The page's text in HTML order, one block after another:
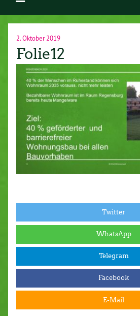
2. Oktober 2019
Folie12
Twitter
WhatsApp
Telegram
Facebook
E-Mail